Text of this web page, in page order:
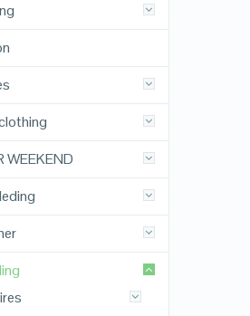
WEEKEND